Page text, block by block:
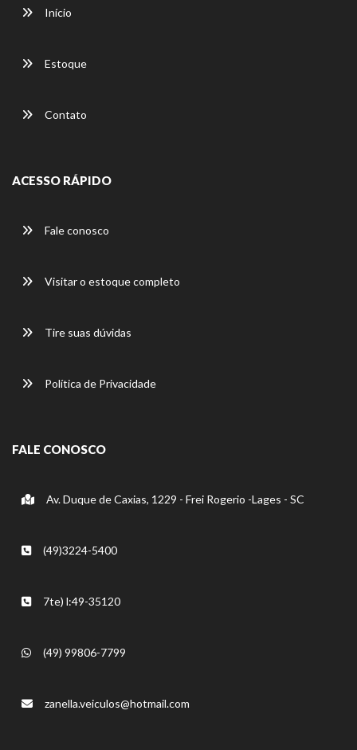
Início
Estoque
Contato
ACESSO RÁPIDO
Fale conosco
Visitar o estoque completo
Tire suas dúvidas
Política de Privacidade
FALE CONOSCO
Av. Duque de Caxias, 1229 - Frei Rogerio -Lages - SC
(49)3224-5400
7te) l:49-35120
(49) 99806-7799
zanella.veiculos@hotmail.com